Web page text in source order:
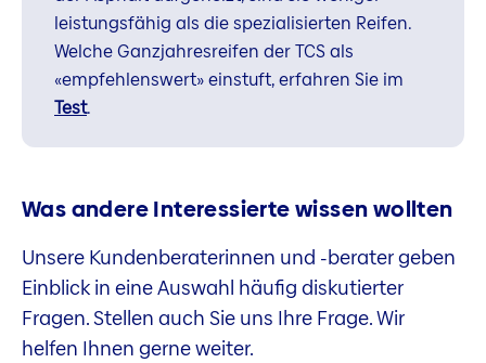
leistungsfähig als die spezialisierten Reifen.
Welche Ganzjahresreifen der TCS als
«empfehlenswert» einstuft, erfahren Sie im
Test.
Was andere Interessierte wissen wollten
Unsere Kundenberaterinnen und -berater geben
Einblick in eine Auswahl häufig diskutierter
Fragen. Stellen auch Sie uns Ihre Frage. Wir
helfen Ihnen gerne weiter.